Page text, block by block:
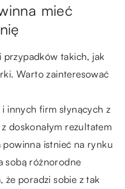
mieć
przypadków takich, jak
Warto zainteresować
i innych firm słynących z
doskonałym rezultatem
istnieć na rynku
sobą różnorodne
że poradzi sobie z tak